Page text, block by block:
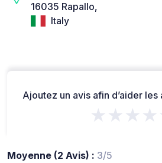
16035 Rapallo,
Italy
Ajoutez un avis afin d’aider les
Moyenne (2 Avis) : 3/5